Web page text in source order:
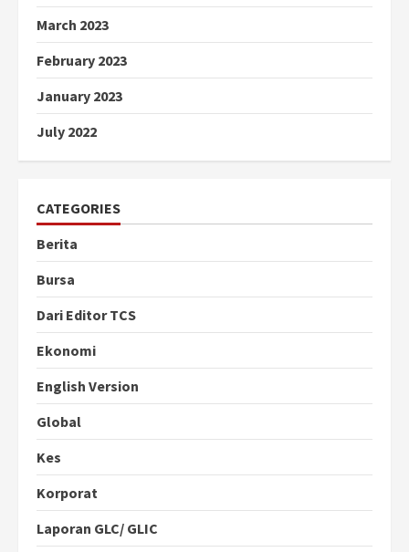
March 2023
February 2023
January 2023
July 2022
CATEGORIES
Berita
Bursa
Dari Editor TCS
Ekonomi
English Version
Global
Kes
Korporat
Laporan GLC/ GLIC